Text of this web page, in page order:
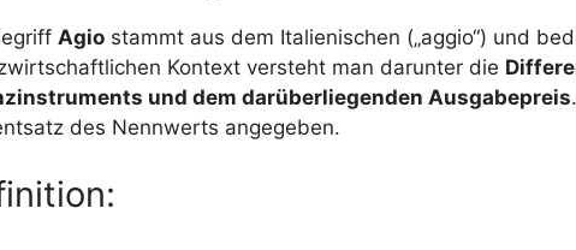
Agio stammt aus dem Italienischen („aggio“) und
Kontext versteht man darunter die
und dem darüberliegenden Ausgabepreis
des Nennwerts angegeben.